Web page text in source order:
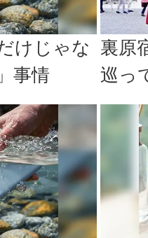
けじゃな
事情
裏原
巡っ
道で